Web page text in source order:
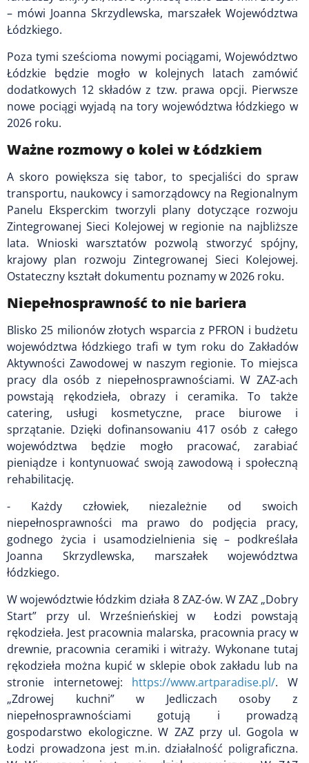
– mówi Joanna Skrzydlewska, marszałek Województwa
Łódzkiego.
Poza tymi sześcioma nowymi pociągami, Województwo
Łódzkie będzie mogło w kolejnych latach zamówić
dodatkowych 12 składów z tzw. prawa opcji. Pierwsze
nowe pociągi wyjadą na tory województwa łódzkiego w
2026 roku.
Ważne rozmowy o kolei w Łódzkiem
A skoro powiększa się tabor, to specjaliści do spraw
transportu, naukowcy i samorządowcy na Regionalnym
Panelu Eksperckim tworzyli plany dotyczące rozwoju
Zintegrowanej Sieci Kolejowej w regionie na najbliższe
lata. Wnioski warsztatów pozwolą stworzyć spójny,
krajowy plan rozwoju Zintegrowanej Sieci Kolejowej.
Ostateczny kształt dokumentu poznamy w 2026 roku.
Niepełnosprawność to nie bariera
Blisko 25 milionów złotych wsparcia z PFRON i budżetu
województwa łódzkiego trafi w tym roku do Zakładów
Aktywności Zawodowej w naszym regionie. To miejsca
pracy dla osób z niepełnosprawnościami. W ZAZ-ach
powstają rękodzieła, obrazy i ceramika. To także
catering, usługi kosmetyczne, prace biurowe i
sprzątanie. Dzięki dofinansowaniu 417 osób z całego
województwa będzie mogło pracować, zarabiać
pieniądze i kontynuować swoją zawodową i społeczną
rehabilitację.
- Każdy człowiek, niezależnie od swoich
niepełnosprawności ma prawo do podjęcia pracy,
godnego życia i usamodzielnienia się – podkreślała
Joanna Skrzydlewska, marszałek województwa
łódzkiego.
W województwie łódzkim działa 8 ZAZ-ów. W ZAZ „Dobry
Start” przy ul. Wrześnieńskiej w
Łodzi powstają
rękodzieła. Jest pracownia malarska, pracownia pracy w
drewnie, pracownia ceramiki i witraży. Wykonane tutaj
rękodzieła można kupić w sklepie obok zakładu lub na
stronie internetowej: https://www.artparadise.pl/. W
„Zdrowej kuchni” w Jedliczach osoby z
niepełnosprawnościami gotują i prowadzą
gospodarstwo ekologiczne. W ZAZ przy ul. Gogola w
Łodzi prowadzona jest m.in. działalność poligraficzna.